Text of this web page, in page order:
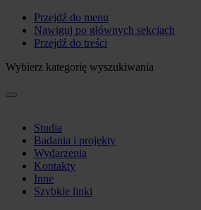
Przejdź do menu
Nawiguj po głównych sekcjach
Przejdź do treści
Wybierz kategorię wyszukiwania
Studia
Badania i projekty
Wydarzenia
Kontakty
Inne
Szybkie linki